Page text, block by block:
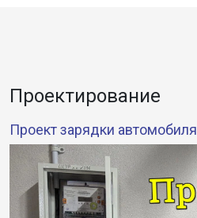
Проектирование
Проект зарядки автомобиля